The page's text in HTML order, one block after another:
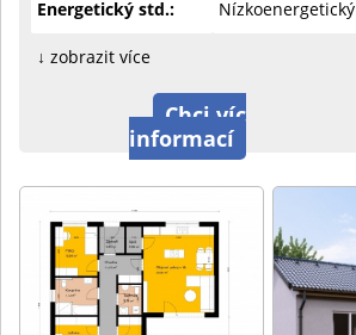
Energetický std.: Nízkoenergetický
↓ zobrazit více
Chci víc
informací